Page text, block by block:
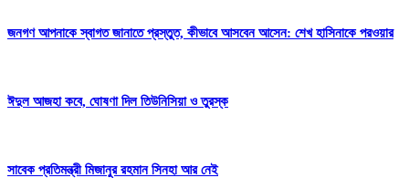
জনগণ আপনাকে স্বাগত জানাতে প্রস্তুত, কীভাবে আসবেন আসেন: শেখ হাসিনাকে পরওয়ার
ঈদুল আজহা কবে, ঘোষণা দিল তিউনিসিয়া ও তুরস্ক
সাবেক প্রতিমন্ত্রী মিজানুর রহমান সিনহা আর নেই